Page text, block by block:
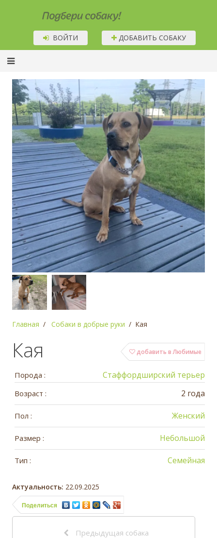
Подбери собаку!
ВОЙТИ ДОБАВИТЬ СОБАКУ
Главная Собаки в добрые руки Кая
добавить в Любимые
Кая
Порода : Стаффордширский терьер
Возраст : 2 года
Пол : Женский
Размер : Небольшой
Тип : Семейная
Актуальность: 22.09.2025
Поделиться
Предыдущая собака